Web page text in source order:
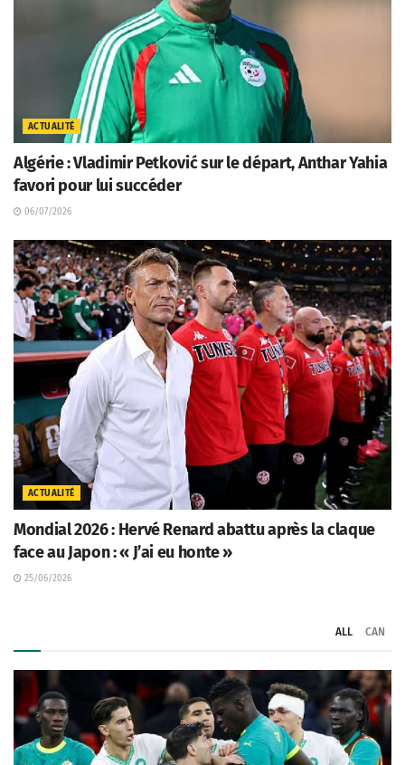
ACTUALITÉ
Algérie : Vladimir Petković sur le départ, Anthar Yahia
favori pour lui succéder
06/07/2026
ACTUALITÉ
Mondial 2026 : Hervé Renard abattu après la claque
face au Japon : « J’ai eu honte »
25/06/2026
ALL CAN